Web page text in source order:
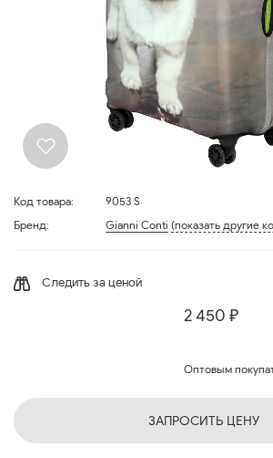
Код товара:
9053 S
Бренд:
Gianni Conti (показать другие
Следить за ценой
2 450 ₽
Оптовым
ЗАПРОСИТЬ ЦЕНУ